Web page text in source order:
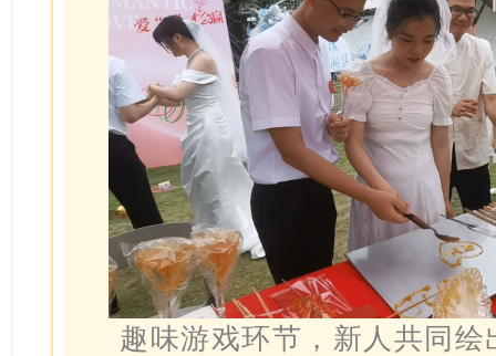
趣味游戏环节，新人共同绘